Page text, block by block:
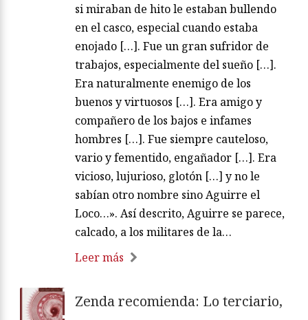
si miraban de hito le estaban bullendo
en el casco, especial cuando estaba
enojado […]. Fue un gran sufridor de
trabajos, especialmente del sueño […].
Era naturalmente enemigo de los
buenos y virtuosos […]. Era amigo y
compañero de los bajos e infames
hombres […]. Fue siempre cauteloso,
vario y fementido, engañador […]. Era
vicioso, lujurioso, glotón […] y no le
sabían otro nombre sino Aguirre el
Loco…». Así descrito, Aguirre se parece,
calcado, a los militares de la…
Leer más
Zenda recomienda: Lo terciario,